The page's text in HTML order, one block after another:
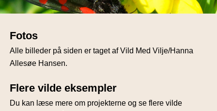
Fotos
Alle billeder på siden er taget af Vild Med Vilje/Hanna
Allesøe Hansen.
Flere vilde eksempler
Du kan læse mere om projekterne og se flere vilde